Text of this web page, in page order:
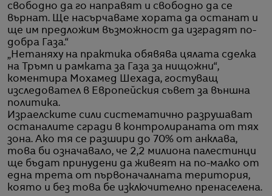
свободно да го направят и свободно да се
върнат. Ще насърчаваме хората да останат и
ще им предложим възможност да изградят по-
добра Газа.“
„Нетаняху на практика обявява цялата сделка
на Тръмп и рамката за Газа за нищожни“,
коментира Мохамед Шехада, гостуващ
изследовател в Европейския съвет за външна
политика.
Израелските сили систематично разрушават
останалите сгради в контролираната от тях
зона. Ако тя се разшири до 70% от анклава,
това би означавало, че 2,2 милиона палестинци
ще бъдат принудени да живеят на по-малко от
една трета от първоначалната територия,
която и без това бе изключително пренаселена.